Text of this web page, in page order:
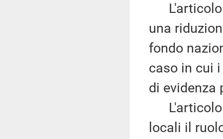
L'articolo
una
fondo
caso in cui
di evidenza
L'articolo
locali il